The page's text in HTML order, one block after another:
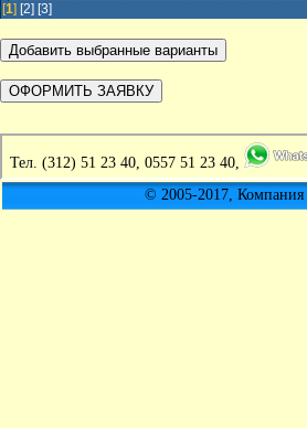
[1] [2] [3]
Тел. (312) 51 23 40, 0557 51 23 40,
© 2005-2017, Компания